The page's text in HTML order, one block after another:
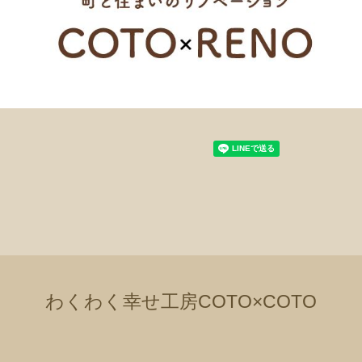
わくわく幸せ工房COTO×COTO